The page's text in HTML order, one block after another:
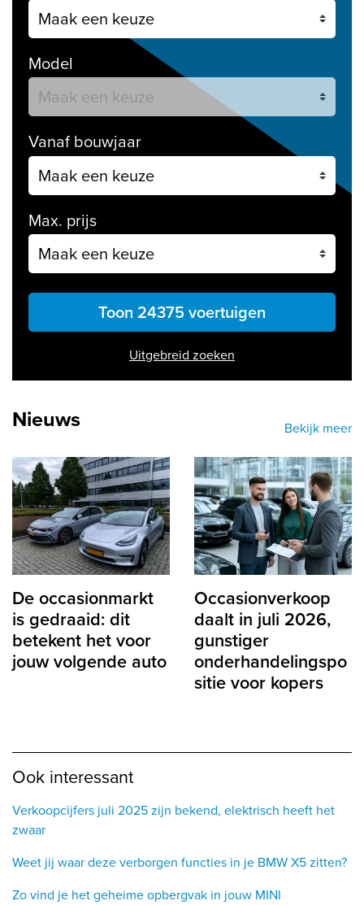
Ook interessant
Verkoopcijfers juli 2025 zijn bekend, elektrisch heeft het
zwaar
Weet jij waar deze verborgen functies in je BMW X5 zitten?
Zo vind je het geheime opbergvak in jouw MINI
Model
Vanaf bouwjaar
Max. prijs
Toon 24375 voertuigen
Uitgebreid zoeken
Nieuws Bekijk meer
De occasionmarkt
is gedraaid: dit
betekent het voor
jouw volgende auto
Occasionverkoop
daalt in juli 2026,
gunstiger
onderhandelingspo
sitie voor kopers